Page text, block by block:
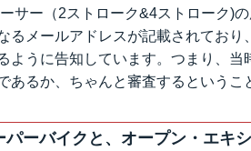
サー（2ストローク&4ストローク)
るメールアドレスが記載されてお
ように告知しています。つまり、
あるか、ちゃんと審査するというこ
パーバイクと、オープン・エキ